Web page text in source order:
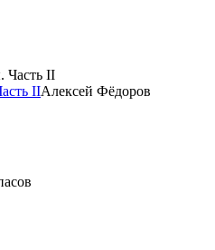
IIАлексей Фёдоров